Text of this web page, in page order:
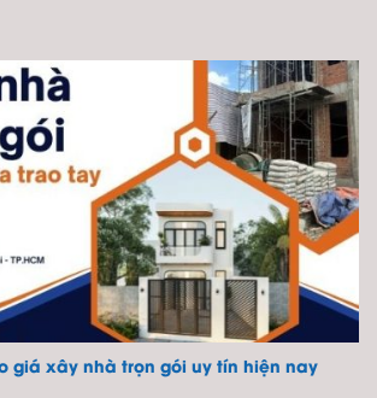
giá xây nhà trọn gói uy tín hiện nay